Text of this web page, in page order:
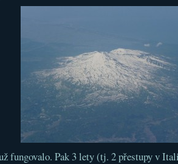
fungovalo. Pak 3 lety (tj. 2 přestupy v